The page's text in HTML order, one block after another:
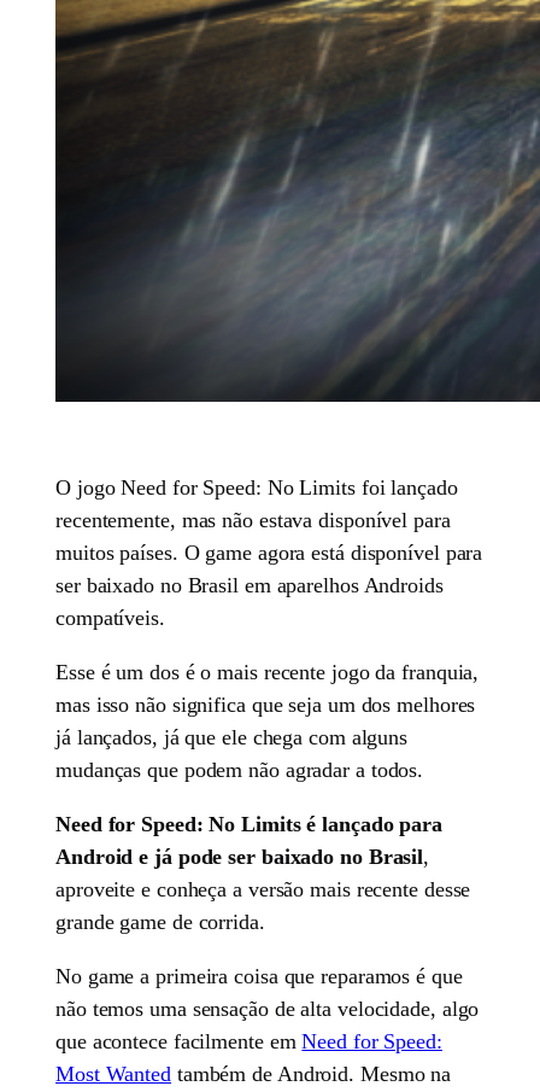
O jogo Need for Speed: No Limits foi lançado
recentemente, mas não estava disponível para
muitos países. O game agora está disponível para
ser baixado no Brasil em aparelhos Androids
compatíveis.
Esse é um dos é o mais recente jogo da franquia,
mas isso não significa que seja um dos melhores
já lançados, já que ele chega com alguns
mudanças que podem não agradar a todos.
Need for Speed: No Limits é lançado para
Android e já pode ser baixado no Brasil,
aproveite e conheça a versão mais recente desse
grande game de corrida.
No game a primeira coisa que reparamos é que
não temos uma sensação de alta velocidade, algo
que acontece facilmente emNeed for Speed:
Most Wanted também de Android. Mesmo na